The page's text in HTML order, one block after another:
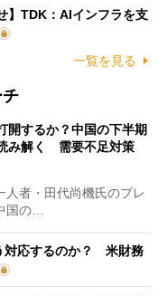
】TDK：AIインフラを支
一覧を見る
開するか？中国の下半期
み解く 需要不足対策
者・田代尚機氏のプレ
国の…
対応するのか？ 米財務